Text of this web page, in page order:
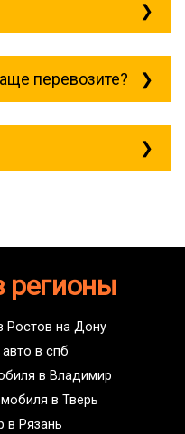
звоните
и быстро
перевозите?
и скутеры.
блокировка
- Екатеринбург
с
- Марьино
- Питер
регионы
Ростов на Дону
в спб
в Владимир
в Тверь
в Рязань